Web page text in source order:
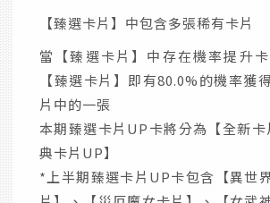
【臻選卡片】中包含多張稀有卡片
當【臻選卡片】中存在機率提升
【臻選卡片】即有80.0%的機率獲
片中的一張
本期臻選卡片UP卡將分為【全新
典卡片UP】
*上半期臻選卡片UP卡包含【異世